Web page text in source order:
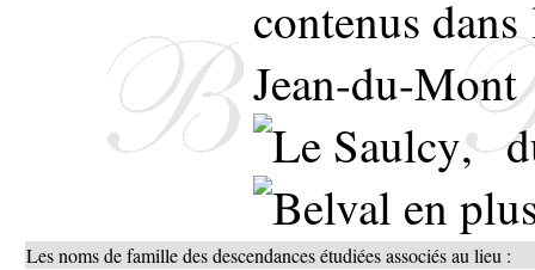
contenus
Jean-du-
,
en
Les noms de famille des descendances étudiées associés au lieu :